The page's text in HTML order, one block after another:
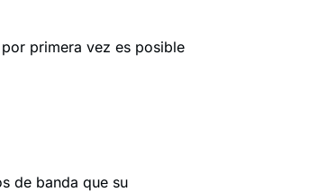
primera vez es posible
de banda que su